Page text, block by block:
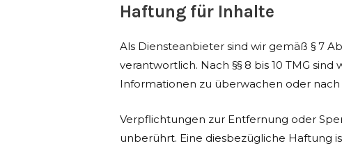
Haftung für Inhalte
Als Diensteanbieter sind wir gemäß § 7
verantwortlich. Nach §§ 8 bis 10 TMG
Informationen zu überwachen oder
Verpflichtungen zur Entfernung oder
unberührt. Eine diesbezügliche Haftung